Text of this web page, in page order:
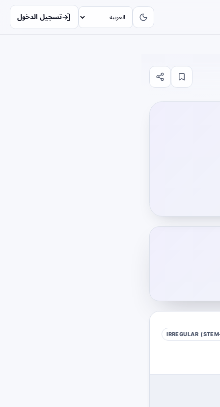
تسجيل الدخول
IRREGULAR